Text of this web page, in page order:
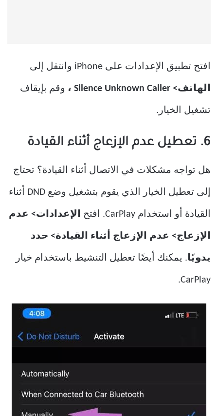
افتح تطبيق الإعدادات على iPhone وانتقل إلى
الهاتف> Silence Unknown Caller ، وقم بإيقاف
تشغيل الخيار.
6. تعطيل عدم الإزعاج أثناء القيادة
هل تواجه مشكلات في الاتصال أثناء القيادة؟ تحتاج
إلى تعطيل الخيار الذي يقوم بتشغيل وضع DND أثناء
القيادة أو استخدام CarPlay. افتح الإعدادات> عدم
الإزعاج> عدم الإزعاج أثناء القيادة> حدد
يدويًا. يمكنك أيضًا تعطيل التنشيط باستخدام خيار
CarPlay.